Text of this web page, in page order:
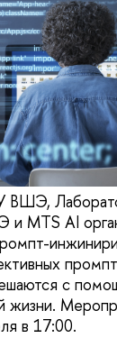
MTS AI
с
жизни.
в 17:00.